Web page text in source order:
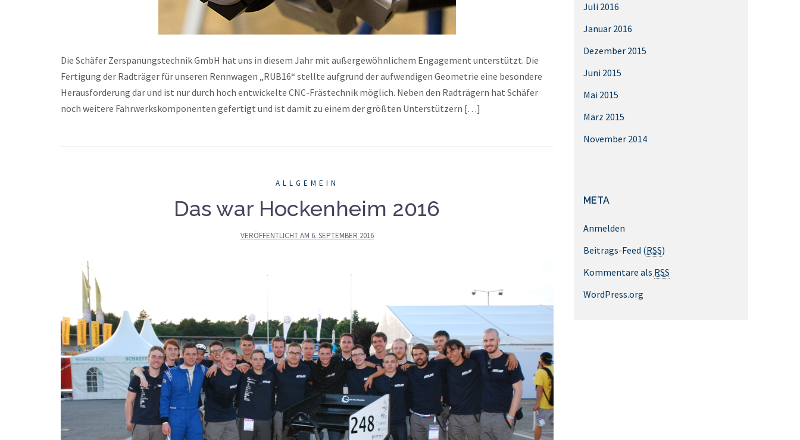
Die Schäfer Zerspanungstechnik GmbH hat uns in diesem Jahr mit außergewöhnlichem Engagement unterstützt. Die
Fertigung der Radträger für unseren Rennwagen „RUB16“ stellte aufgrund der aufwendigen Geometrie eine besondere
Herausforderung dar und ist nur durch hoch entwickelte CNC-Frästechnik möglich. Neben den Radträgern hat Schäfer
noch weitere Fahrwerkskomponenten gefertigt und ist damit zu einem der größten Unterstützern […]
ALLGEMEIN
Das war Hockenheim 2016
VERÖFFENTLICHT AM 6. SEPTEMBER 2016
Juli 2016
Januar 2016
Dezember 2015
Juni 2015
Mai 2015
März 2015
November 2014
META
Anmelden
Beitrags-Feed (RSS)
Kommentare als RSS
WordPress.org